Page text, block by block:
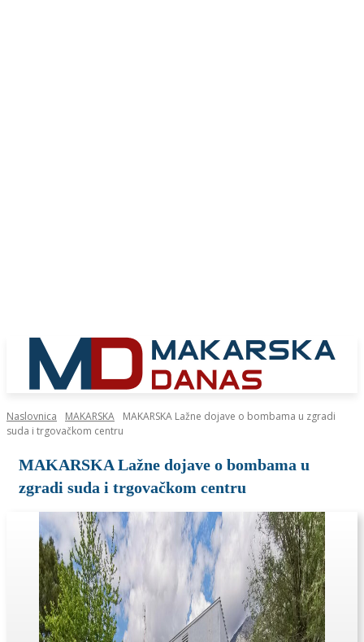
Naslovnica MAKARSKA
MAKARSKA Lažne dojave o bombama u zgradi
suda i trgovačkom centru
MAKARSKA Lažne dojave o bombama u
zgradi suda i trgovačkom centru